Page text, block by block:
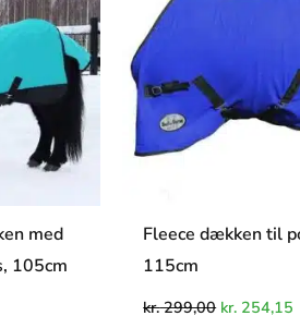
med
105cm
Fleece dækken til
115cm
kr.299,00 kr. 254,15